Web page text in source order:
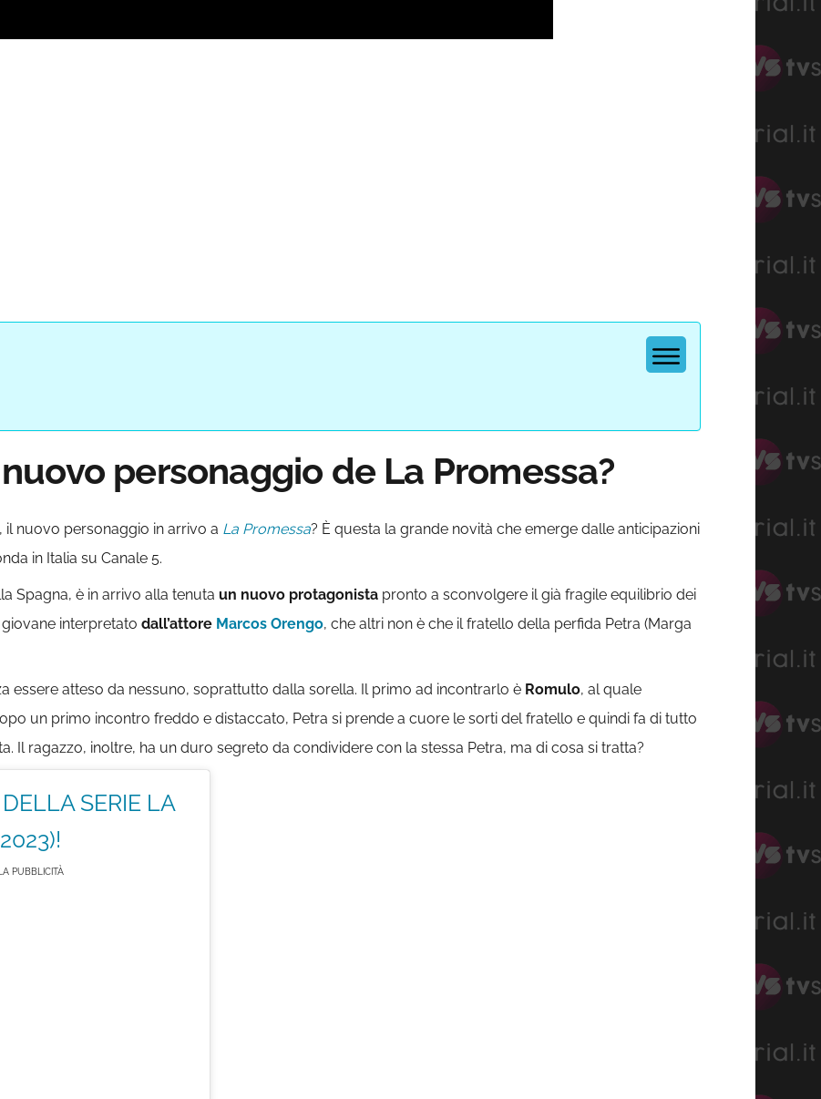
personaggio de La Promessa?
, il nuovo personaggio in arrivo a La Promessa? È questa la grande novità che emerge dalle anticipazioni
in Italia su Canale 5.
Spagna, è in arrivo alla tenuta un nuovo protagonista pronto a sconvolgere il già fragile equilibrio dei
interpretato dall’attore Marcos Orengo, che altri non è che il fratello della perfida Petra (Marga
essere atteso da nessuno, soprattutto dalla sorella. Il primo ad incontrarlo è Romulo, al quale
un primo incontro freddo e distaccato, Petra si prende a cuore le sorti del fratello e quindi fa di tutto
Il ragazzo, inoltre, ha un duro segreto da condividere con la stessa Petra, ma di cosa si tratta?
SERIE LA
PUBBLICITÀ